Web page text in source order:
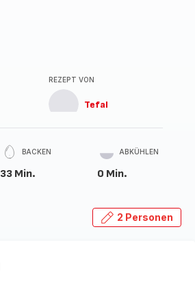
REZEPT VON
Tefal
BACKEN
33 Min.
ABKÜHLEN
0 Min.
2 Personen